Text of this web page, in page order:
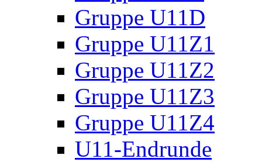
Gruppe U11D
Gruppe U11Z1
Gruppe U11Z2
Gruppe U11Z3
Gruppe U11Z4
U11-Endrunde